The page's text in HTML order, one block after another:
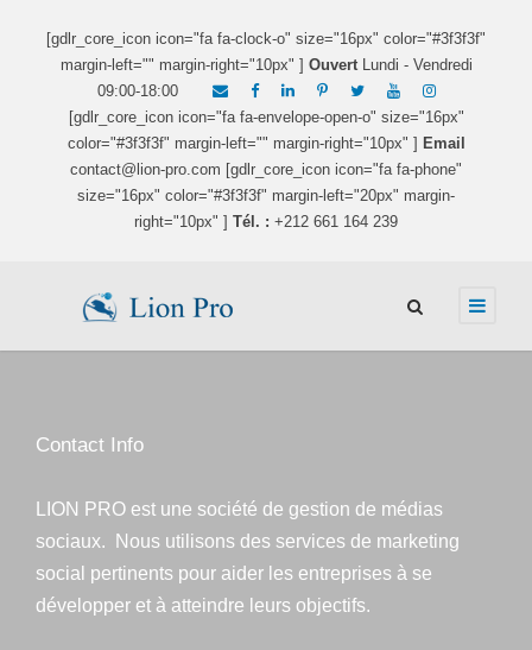
[gdlr_core_icon icon="fa fa-clock-o" size="16px" color="#3f3f3f"
margin-left="" margin-right="10px" ] OuvertLundi - Vendredi
09:00-18:00
[gdlr_core_icon icon="fa fa-envelope-open-o" size="16px"
color="#3f3f3f" margin-left="" margin-right="10px" ] Email
contact@lion-pro.com [gdlr_core_icon icon="fa fa-phone"
size="16px" color="#3f3f3f" margin-left="20px" margin-
right="10px" ] Tél. : +212 661 164 239
Contact Info
LION PRO est une société de gestion de médias
sociaux. Nous utilisons des services de marketing
social pertinents pour aider les entreprises à se
développer et à atteindre leurs objectifs.